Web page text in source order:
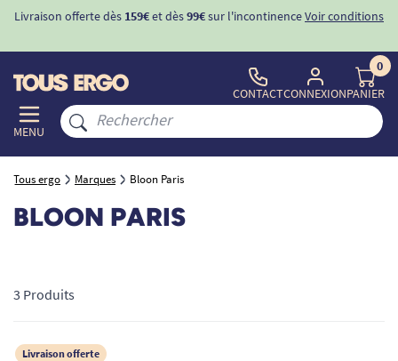
Livraison offerte dès 159€et dès99€sur l'incontinenceVoir conditions
MENU
CONTACTCONNEXION
0
PANIER
Tous ergo Marques Bloon Paris
BLOON PARIS
3 Produits
Livraison offerte